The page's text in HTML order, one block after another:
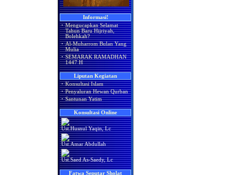
Informasi!
· Mengucapkan Selamat
Tahun Baru Hijriyah,
Bolehkah?
· Al-Muharrom Bulan Yang
Mulia
· SEMARAK RAMADHAN
1447 H
Liputan Kegiatan
· Konsultasi Islam
· Penyaluran Hewan Qurban
· Santunan Yatim
Konsultasi Online
Ust.Husnul Yaqin, Lc
Ust.Amar Abdullah
Ust.Saed As-Saedy, Lc
Fatwa Seputar Sholat